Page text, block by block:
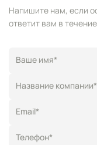
Напишите нам, если
ответит вам в
Ваше имя*
Название компании*
Телефон*
Email*